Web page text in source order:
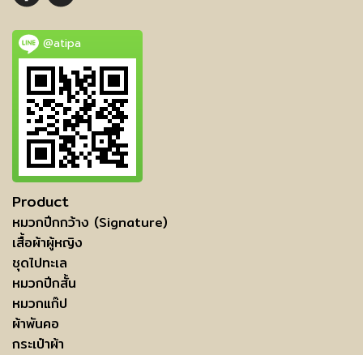
@atipa
Product
หมวกปีกกว้าง (Signature)
เสื้อผ้าผู้หญิง
ชุดไปทะเล
หมวกปีกสั้น
หมวกแก๊ป
ผ้าพันคอ
กระเป๋าผ้า